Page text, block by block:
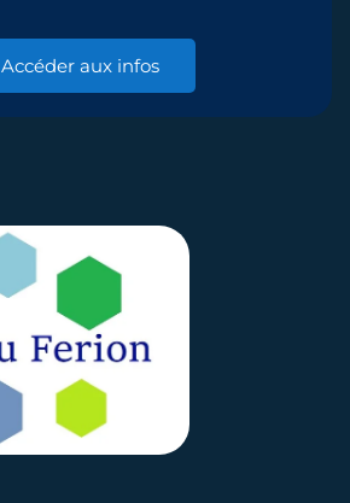
Accéder aux infos